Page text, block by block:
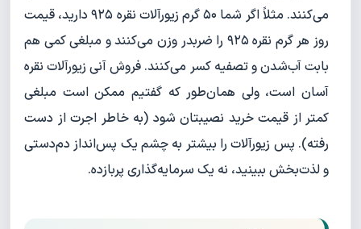
می‌کنند. مثلاً اگر شما ۵۰ گرم زیورآلات نقره ۹۲۵ دارید، قیمت
روز هر گرم نقره ۹۲۵ را ضربدر وزن می‌کنند و مبلغی کمی هم
بابت آب‌شدن و تصفیه کسر می‌کنند. فروش آنی زیورآلات نقره
آسان است، ولی همان‌طور که گفتیم ممکن است مبلغی
کمتر از قیمت خرید نصیبتان شود (به خاطر اجرت از دست
رفته). پس زیورآلات را بیشتر به چشم یک پس‌انداز دم‌دستی
و لذت‌بخش ببینید، نه یک سرمایه‌گذاری پربازده.